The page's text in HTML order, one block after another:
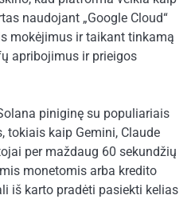
naudojant „Google Cloud“
mokėjimus ir taikant tinkamą
apribojimus ir prieigos
piniginę su populiariais
tokiais kaip Gemini, Claude
per maždaug 60 sekundžių
monetomis arba kredito
iš karto pradėti pasiekti kelias